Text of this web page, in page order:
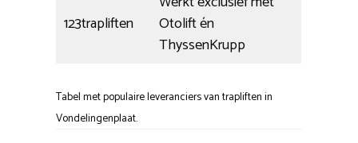
123trapliften
Otolift én
ThyssenKrupp
Tabel met populaire leveranciers van trapliften in
Vondelingenplaat.